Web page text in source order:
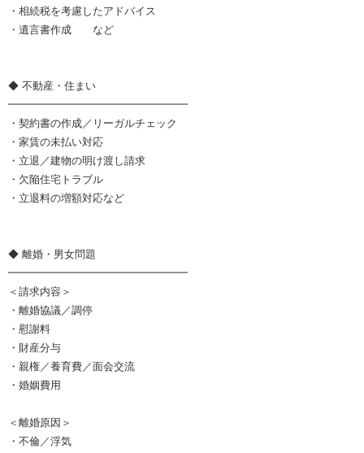
・相続税を考慮したアドバイス
・遺言書作成 など
◆ 不動産・住まい
━━━━━━━━━━━━━━━━━
・契約書の作成／リーガルチェック
・家賃の未払い対応
・立退／建物の明け渡し請求
・欠陥住宅トラブル
・立退料の増額対応など
◆ 離婚・男女問題
━━━━━━━━━━━━━━━━━
＜請求内容＞
・離婚協議／調停
・慰謝料
・財産分与
・親権／養育費／面会交流
・婚姻費用
＜離婚原因＞
・不倫／浮気